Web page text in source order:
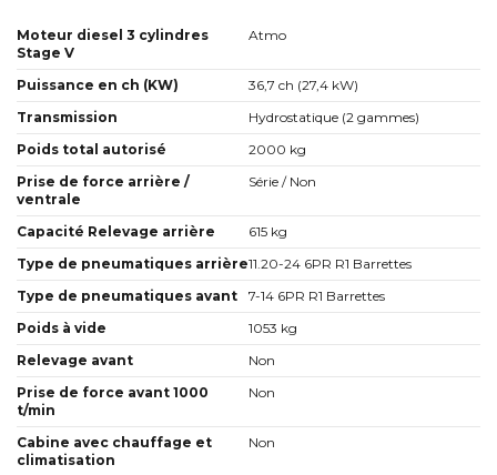
Moteur diesel 3 cylindres
Stage V
Atmo
Puissance en ch (KW)
36,7 ch (27,4 kW)
Transmission
Hydrostatique (2 gammes)
Poids total autorisé
2000 kg
Prise de force arrière /
ventrale
Série / Non
Capacité Relevage arrière
615 kg
Type de pneumatiques arrière11.20-24 6PR R1 Barrettes
Type de pneumatiques avant
7-14 6PR R1 Barrettes
Poids à vide
1053 kg
Relevage avant
Non
Prise de force avant 1000
t/min
Non
Cabine avec chauffage et
climatisation
Non